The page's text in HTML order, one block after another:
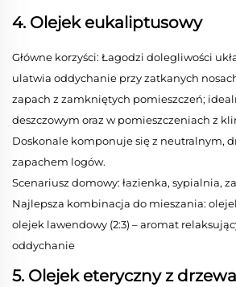
4. Olejek eukaliptusowy
Główne korzyści: Łagodzi dolegliwości
ulatwia oddychanie przy zatkanych
zapach z zamkniętych pomieszczeń;
deszczowym oraz w pomieszczeniach z
Doskonale komponuje się z neutralnym,
zapachem logów.
Scenariusz domowy: łazienka, sypialnia,
Najlepsza kombinacja do mieszania:
olejek lawendowy (2:3) – aromat
oddychanie
5. Olejek eteryczny z